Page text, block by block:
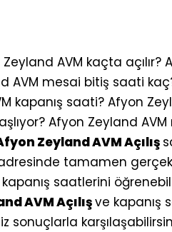
AVM kaçta açılır?
AVM mesai bitiş saati
kapanış saati? Afyon
Afyon Zeyland
Zeyland AVM Açılış
tamamen
saatlerini
AVM Açılışve kapanış